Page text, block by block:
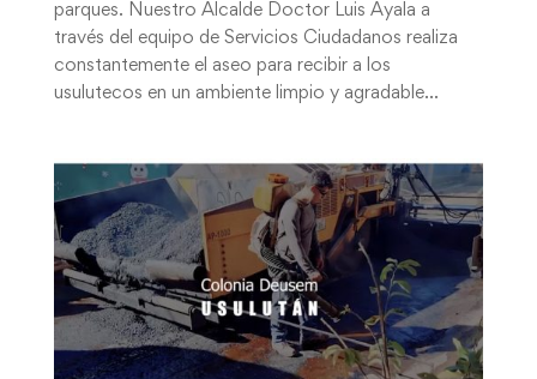
parques. Nuestro Alcalde Doctor Luis Ayala a
través del equipo de Servicios Ciudadanos realiza
constantemente el aseo para recibir a los
usulutecos en un ambiente limpio y agradable...